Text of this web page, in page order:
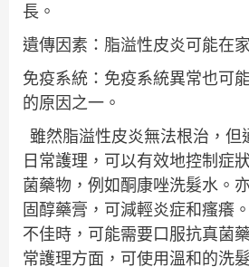
長。
遺傳因素：脂溢性皮炎可能在
免疫系統：免疫系統異常也可
的原因之一。
雖然脂溢性皮炎無法根治，但
日常護理，可以有效地控制症
菌藥物，例如酮康唑洗髮水。
固醇藥膏，可減輕炎症和瘙癢
不佳時，可能需要口服抗真菌
常護理方面，可使用溫和的洗